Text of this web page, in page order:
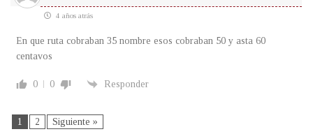
4 años atrás
En que ruta cobraban 35 nombre esos cobraban 50 y asta 60
centavos
0 0 Responder
1 2 Siguiente »